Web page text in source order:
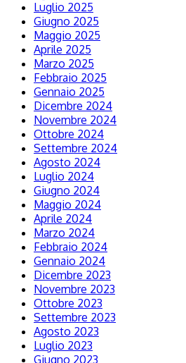
Luglio 2025
Giugno 2025
Maggio 2025
Aprile 2025
Marzo 2025
Febbraio 2025
Gennaio 2025
Dicembre 2024
Novembre 2024
Ottobre 2024
Settembre 2024
Agosto 2024
Luglio 2024
Giugno 2024
Maggio 2024
Aprile 2024
Marzo 2024
Febbraio 2024
Gennaio 2024
Dicembre 2023
Novembre 2023
Ottobre 2023
Settembre 2023
Agosto 2023
Luglio 2023
Giugno 2023